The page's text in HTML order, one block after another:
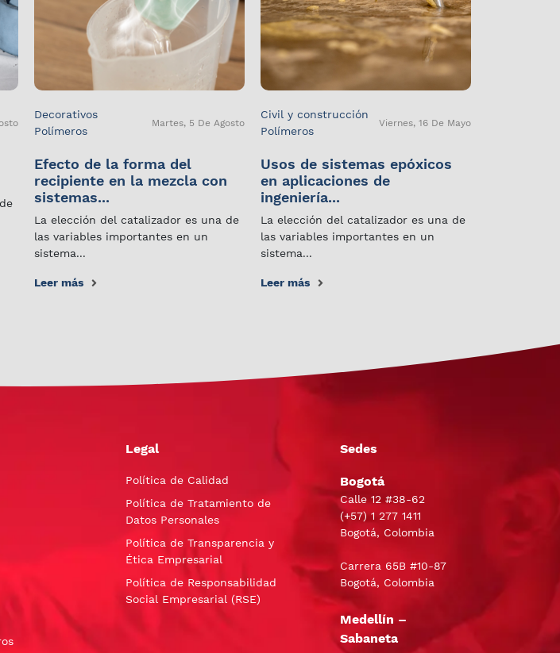
Decorativos
Polímeros
Martes, 5 De Agosto
Efecto de la forma del
recipiente en la mezcla con
sistemas...
La elección del catalizador es una de
las variables importantes en un
sistema...
Leer más
Civil y construcción
Polímeros
Viernes, 16 De Mayo
Usos de sistemas epóxicos
en aplicaciones de
ingeniería...
La elección del catalizador es una de
las variables importantes en un
sistema...
Leer más
Legal
Política de Calidad
Política de Tratamiento de
Datos Personales
Política de Transparencia y
Ética Empresarial
Política de Responsabilidad
Social Empresarial (RSE)
Sedes
Bogotá
Calle 12 #38-62
(+57)1 277 1411
Bogotá, Colombia
Carrera 65B #10-87
Bogotá, Colombia
Medellín –
Sabaneta